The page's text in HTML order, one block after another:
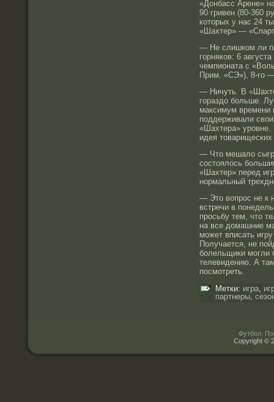
«Донбасс Арене»
90 гривен (80-360
которых у нас 24
«Шахтер» —
— Не слишком ли
горняков: 6
чемпионата с
Прим. «СЭ»), 8-го
— Ничуть. В
гораздо больше.
максимум времени
поддерживали
«Шахтера» уровне.
идея
— Что мешало
состоялось
«Шахтер» перед
нормальный
— Это вопрос не к
встречи в
просьбу тем, что
на все домашние
может вписать
Получается, не
болельщики могли
телевидению. А
посмотреть.
Метки: игра,
партнеры,
Футбол.
Copyright ©